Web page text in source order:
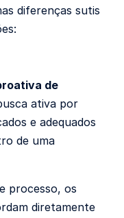
diferenças sutis
de
ativa por
e adequados
de uma
processo, os
diretamente